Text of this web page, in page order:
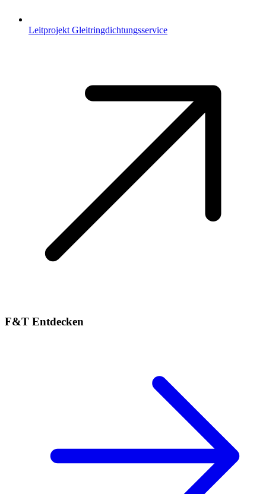
Leitprojekt Gleitringdichtungsservice
F&T Entdecken